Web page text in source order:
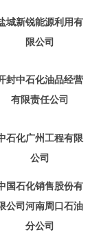
城新锐能源利用有
限公司
封中石化油品经营
有限责任公司
石化广州工程有限
公司
国石化销售股份有
公司河南周口石油
分公司